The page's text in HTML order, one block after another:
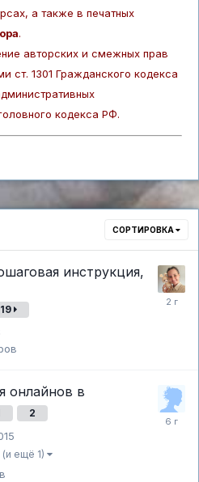
а также в печатных
.
авторских и смежных прав
ст. 1301 Гражданского кодекса
кодекса РФ.
СОРТИРОВКА
инструкция,
19
онлайнов в
2
(и ещё 1)